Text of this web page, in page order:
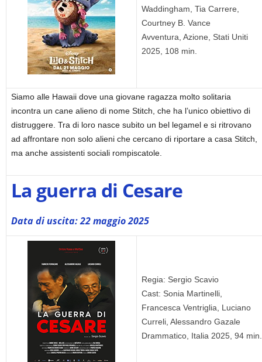
Waddingham, Tia Carrere,
Courtney B. Vance
Avventura, Azione, Stati Uniti
2025, 108 min.
Siamo alle Hawaii dove una giovane ragazza molto solitaria
incontra un cane alieno di nome Stitch, che ha l’unico obiettivo di
distruggere. Tra di loro nasce subito un bel legamel e si ritrovano
ad affrontare non solo alieni che cercano di riportare a casa Stitch,
ma anche assistenti sociali rompiscatole.
La guerra di Cesare
Data di uscita: 22 maggio 2025
Regia: Sergio Scavio
Cast: Sonia Martinelli,
Francesca Ventriglia, Luciano
Curreli, Alessandro Gazale
Drammatico, Italia 2025, 94 min.